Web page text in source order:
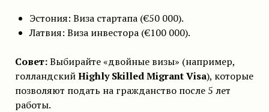
Эстония: Виза стартапа (€50 000).
Латвия: Виза инвестора (€100 000).
Совет:Выбирайте «двойные визы» (например,
голландскийHighly Skilled Migrant Visa), которые
позволяют подать на гражданство после 5 лет
работы.